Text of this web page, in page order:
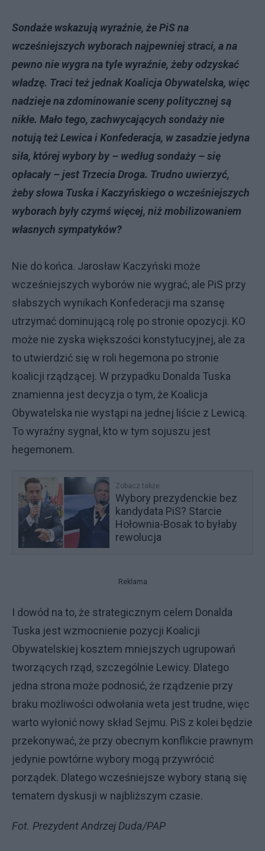
Sondaże wskazują wyraźnie, że PiS na
wcześniejszych wyborach najpewniej straci, a na
pewno nie wygra na tyle wyraźnie, żeby odzyskać
władzę. Traci też jednak Koalicja Obywatelska, więc
nadzieje na zdominowanie sceny politycznej są
nikłe. Mało tego, zachwycających sondaży nie
notują też Lewica i Konfederacja, w zasadzie jedyna
siła, której wybory by – według sondaży – się
opłacały – jest Trzecia Droga. Trudno uwierzyć,
żeby słowa Tuska i Kaczyńskiego o wcześniejszych
wyborach były czymś więcej, niż mobilizowaniem
własnych sympatyków?
Nie do końca. Jarosław Kaczyński może
wcześniejszych wyborów nie wygrać, ale PiS przy
słabszych wynikach Konfederacji ma szansę
utrzymać dominującą rolę po stronie opozycji. KO
może nie zyska większości konstytucyjnej, ale za
to utwierdzić się w roli hegemona po stronie
koalicji rządzącej. W przypadku Donalda Tuska
znamienna jest decyzja o tym, że Koalicja
Obywatelska nie wystąpi na jednej liście z Lewicą.
To wyraźny sygnał, kto w tym sojuszu jest
hegemonem.
Zobacz także
Wybory prezydenckie bez
kandydata PiS? Starcie
Hołownia-Bosak to byłaby
rewolucja
Reklama
I dowód na to, że strategicznym celem Donalda
Tuska jest wzmocnienie pozycji Koalicji
Obywatelskiej kosztem mniejszych ugrupowań
tworzących rząd, szczególnie Lewicy. Dlatego
jedna strona może podnosić, że rządzenie przy
braku możliwości odwołania weta jest trudne, więc
warto wyłonić nowy skład Sejmu. PiS z kolei będzie
przekonywać, że przy obecnym konflikcie prawnym
jedynie powtórne wybory mogą przywrócić
porządek. Dlatego wcześniejsze wybory staną się
tematem dyskusji w najbliższym czasie.
Fot. Prezydent Andrzej Duda/PAP